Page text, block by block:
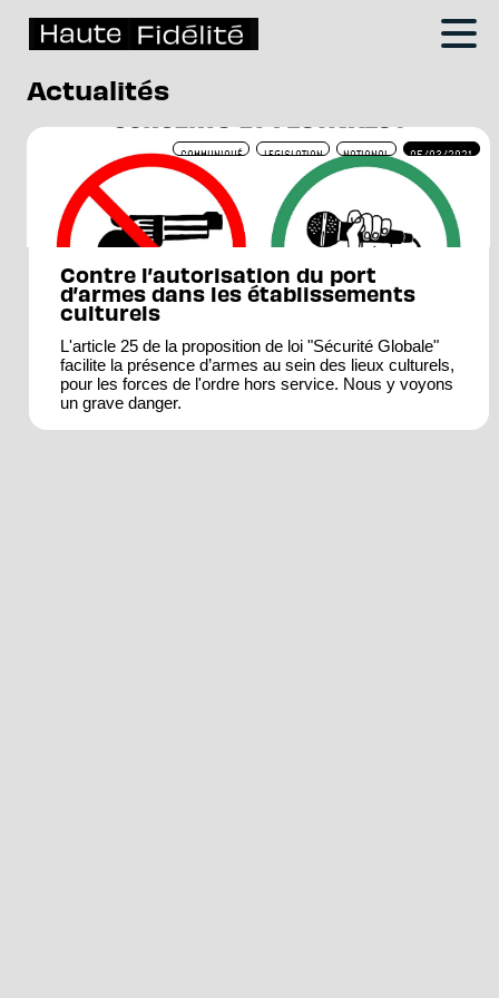
Actualités
COMMUNIQUÉ LEGISLATION NATIONAL 05/03/2021
Contre l’autorisation du port
d’armes dans les établissements
culturels
L'article 25 de la proposition de loi "Sécurité Globale"
facilite la présence d’armes au sein des lieux culturels,
pour les forces de l'ordre hors service. Nous y voyons
un grave danger.